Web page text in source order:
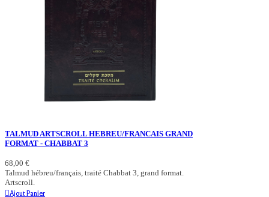
TALMUD ARTSCROLL HEBREU/FRANCAIS GRAND
FORMAT - CHABBAT 3
68,00 €
Talmud hébreu/français, traité Chabbat 3, grand format.
Artscroll.
Ajout Panier